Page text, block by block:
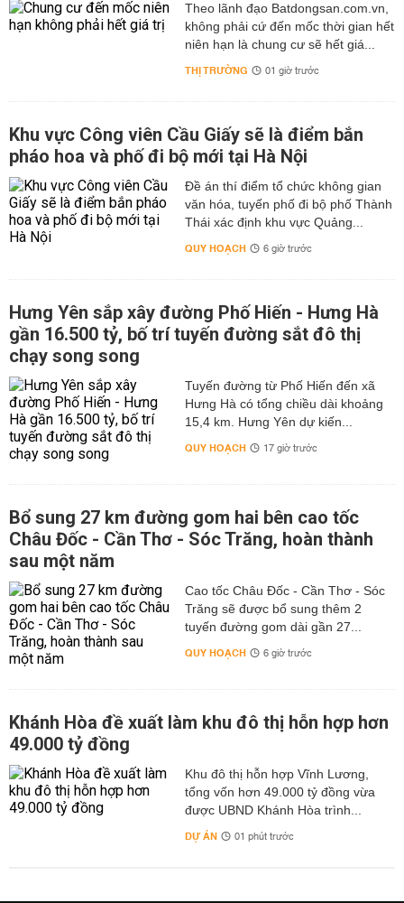
Theo lãnh đạo Batdongsan.com.vn,
không phải cứ đến mốc thời gian hết
niên hạn là chung cư sẽ hết giá...
THỊ TRƯỜNG 01 giờ trước
Khu vực Công viên Cầu Giấy sẽ là điểm bắn
pháo hoa và phố đi bộ mới tại Hà Nội
Đề án thí điểm tổ chức không gian
văn hóa, tuyến phố đi bộ phố Thành
Thái xác định khu vực Quảng...
QUY HOẠCH 6 giờ trước
Hưng Yên sắp xây đường Phố Hiến - Hưng Hà
gần 16.500 tỷ, bố trí tuyến đường sắt đô thị
chạy song song
Tuyến đường từ Phố Hiến đến xã
Hưng Hà có tổng chiều dài khoảng
15,4 km. Hưng Yên dự kiến...
QUY HOẠCH 17 giờ trước
Bổ sung 27 km đường gom hai bên cao tốc
Châu Đốc - Cần Thơ - Sóc Trăng, hoàn thành
sau một năm
Cao tốc Châu Đốc - Cần Thơ - Sóc
Trăng sẽ được bổ sung thêm 2
tuyến đường gom dài gần 27...
QUY HOẠCH 6 giờ trước
Khánh Hòa đề xuất làm khu đô thị hỗn hợp hơn
49.000 tỷ đồng
Khu đô thị hỗn hợp Vĩnh Lương,
tổng vốn hơn 49.000 tỷ đồng vừa
được UBND Khánh Hòa trình...
DỰ ÁN 01 phút trước